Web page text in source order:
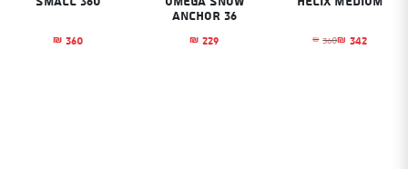
₪ 360
המחיר המקורי היה: ₪360.₪ 342 המחיר הנוכחי הוא: ₪342.
Anchor 36
₪ 229
₪ 360